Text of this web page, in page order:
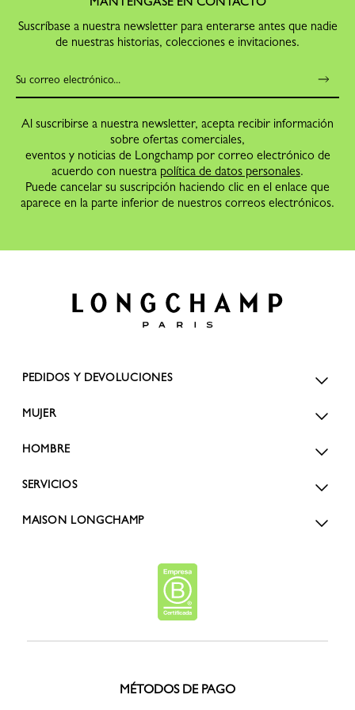
Suscríbase a nuestra newsletter para enterarse antes que nadie
de nuestras historias, colecciones e invitaciones.
Al suscribirse a nuestra newsletter, acepta recibir información
sobre ofertas comerciales,
eventos y noticias de Longchamp por correo electrónico de
acuerdo con nuestra política de datos personales.
Puede cancelar su suscripción haciendo clic en el enlace que
aparece en la parte inferior de nuestros correos electrónicos.
PEDIDOS Y DEVOLUCIONES
MUJER
HOMBRE
SERVICIOS
MAISON LONGCHAMP
MÉTODOS DE PAGO